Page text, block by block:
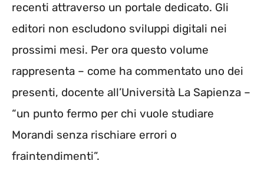
recenti attraverso un portale dedicato. Gli
editori non escludono sviluppi digitali nei
prossimi mesi. Per ora questo volume
rappresenta – come ha commentato uno dei
presenti, docente all’Università La Sapienza –
“un punto fermo per chi vuole studiare
Morandi senza rischiare errori o
fraintendimenti”.